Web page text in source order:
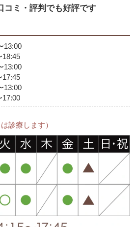
コミ・評判でも好評です
13:00
13:00
13:00
診療します）